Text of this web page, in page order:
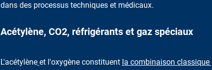
dans des processus techniques et médicaux.
Acétylène, CO2, réfrigérants et gaz spéciaux
L'acétylène et l'oxygène constituent la combinaison